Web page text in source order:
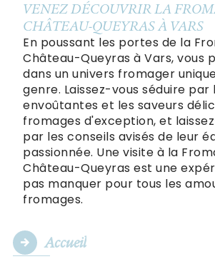
VENEZ DÉCOUVRIR LA
CHÂTEAU-QUEYRAS À VARS
En poussant les portes de la
Château-Queyras à Vars, vous
dans un univers fromager
genre. Laissez-vous séduire par
envoûtantes et les saveurs
fromages d'exception, et
par les conseils avisés de leur
passionnée. Une visite à la
Château-Queyras est une
pas manquer pour tous les
fromages.
Accueil